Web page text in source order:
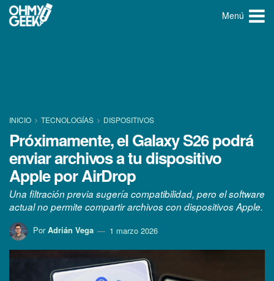
Menú
INICIO TECNOLOGÍ­AS DISPOSITIVOS
Próximamente, el Galaxy S26 podrá
enviar archivos a tu dispositivo
Apple por AirDrop
Una filtración previa sugería compatibilidad, pero el software
actual no permite compartir archivos con dispositivos Apple.
Por Adrián Vega 1 marzo 2026